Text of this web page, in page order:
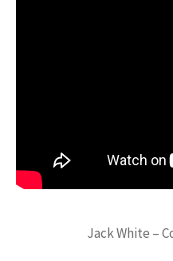
Jack White –